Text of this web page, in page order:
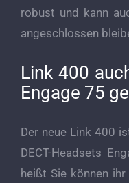
robust und kann
angeschlossen
Link 400
Engage 75
Der neue Link 400
DECT-Headsets
heißt Sie können